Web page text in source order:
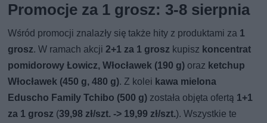
Promocje za 1 grosz: 3-8 sierpnia
Wśród promocji znalazły się także hity z produktami za 1
grosz. W ramach akcji2+1 za 1 grosz kupisz koncentrat
pomidorowy Łowicz, Włocławek (190 g) oraz ketchup
Włocławek (450 g, 480 g). Z kolei kawa mielona
Eduscho Family Tchibo (500 g) została objęta ofertą 1+1
za 1 grosz (39,98 zł/szt. -> 19,99 zł/szt.). Wszystkie te